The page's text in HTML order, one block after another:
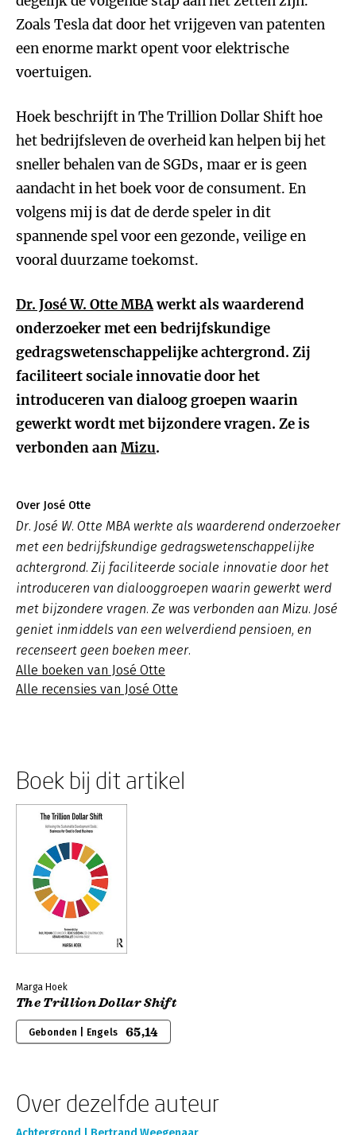
Zoals Tesla dat door het vrijgeven van patenten
een enorme markt opent voor elektrische
voertuigen.
Hoek beschrijft in The Trillion Dollar Shift hoe
het bedrijfsleven de overheid kan helpen bij het
sneller behalen van de SGDs, maar er is geen
aandacht in het boek voor de consument. En
volgens mij is dat de derde speler in dit
spannende spel voor een gezonde, veilige en
vooral duurzame toekomst.
Dr. José W. Otte MBAwerkt als waarderend
onderzoeker met een bedrijfskundige
gedragswetenschappelijke achtergrond. Zij
faciliteert sociale innovatie door het
introduceren van dialoog groepen waarin
gewerkt wordt met bijzondere vragen. Ze is
verbonden aanMizu.
Over José Otte
Dr. José W. Otte MBA werkte als waarderend onderzoeker
met een bedrijfskundige gedragswetenschappelijke
achtergrond. Zij faciliteerde sociale innovatie door het
introduceren van dialooggroepen waarin gewerkt werd
met bijzondere vragen. Ze was verbonden aan Mizu. José
geniet inmiddels van een welverdiend pensioen, en
recenseert geen boeken meer.
Alle boeken van José Otte
Alle recensies van José Otte
Boek bij dit artikel
Marga Hoek
The Trillion Dollar Shift
Gebonden | Engels 65,14
Over dezelfde auteur